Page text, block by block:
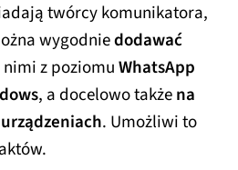
twórcy komunikatora,
wygodniedodawać
z poziomuWhatsApp
, a docelowo takżena
. Umożliwi to